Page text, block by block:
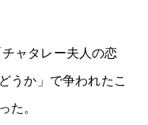
ャタレー夫人の恋
うか」で争われたこ
。